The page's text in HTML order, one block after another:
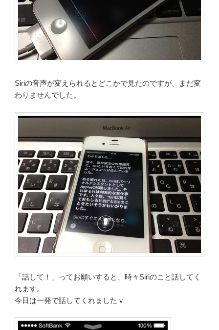
Siriの音声が変えられるとどこかで見たのですが、まだ変
わりませんでした。
「話して！」ってお願いすると、時々Siriのこと話してく
れます。
今日は一発で話してくれましたｖ